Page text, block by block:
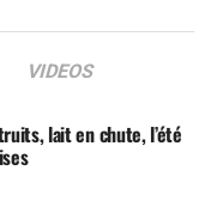
VIDEOS
lait en chute, l’été